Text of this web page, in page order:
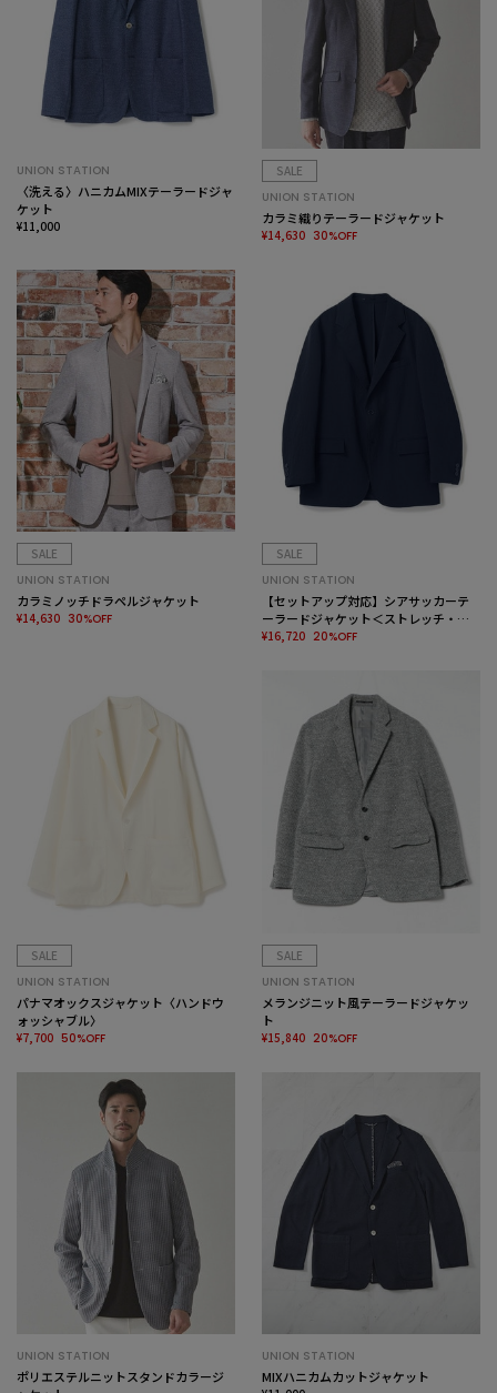
UNION STATION
〈洗える〉ハニカムMIXテーラードジャ
ケット
¥11,000
SALE
UNION STATION
カラミ織りテーラードジャケット
¥14,630 30%OFF
SALE
UNION STATION
カラミノッチドラペルジャケット
¥14,630 30%OFF
SALE
UNION STATION
【セットアップ対応】シアサッカーテ
ーラードジャケット＜ストレッチ・ハ
ンドウォッシャブル＞
¥16,720 20%OFF
SALE
UNION STATION
パナマオックスジャケット〈ハンドウ
ォッシャブル〉
¥7,700 50%OFF
SALE
UNION STATION
メランジニット風テーラードジャケッ
ト
¥15,840 20%OFF
UNION STATION
ポリエステルニットスタンドカラージ
UNION STATION
MIXハニカムカットジャケット